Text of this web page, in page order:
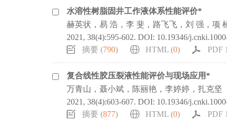
水溶性树脂固井工作液体系性能评价*
赫英状，易 浩，李 斐，路飞飞，刘 强，项
2021, 38(4):595-602. DOI: 10.19346/
摘要 (790) HTML (0) PDF
复合线性胶压裂液性能评价与现场应用*
万青山，聂小斌，陈丽艳，李婷婷，扎克坚
2021, 38(4):603-607. DOI: 10.19346/
摘要 (877) HTML (0) PDF